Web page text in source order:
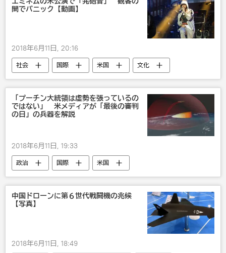
間でパニック【動画】
2018年6月11日, 20:16
社会 国際 米国
文化
SNS
音楽
「プーチン大統領は虚勢を張っているの
ではない」 米メディアが「最後の審判
の日」の兵器を解説
2018年6月11日, 19:33
政治 国際
米国
武器・兵器
軍事 ロシア
中国ドローンに第６世代戦闘機の兆候
【写真】
2018年6月11日, 18:49